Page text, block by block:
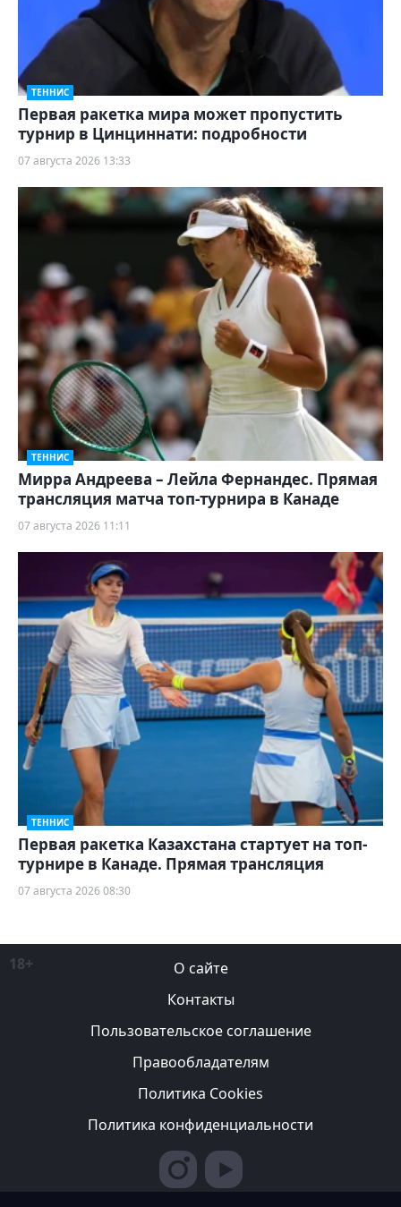
ТЕННИС
Первая ракетка мира может пропустить
турнир в Цинциннати: подробности
07 августа 2026 13:33
ТЕННИС
Мирра Андреева – Лейла Фернандес. Прямая
трансляция матча топ-турнира в Канаде
07 августа 2026 11:11
ТЕННИС
Первая ракетка Казахстана стартует на топ-
турнире в Канаде. Прямая трансляция
07 августа 2026 08:30
18+
О сайте
Контакты
Пользовательское соглашение
Правообладателям
Политика Cookies
Политика конфиденциальности